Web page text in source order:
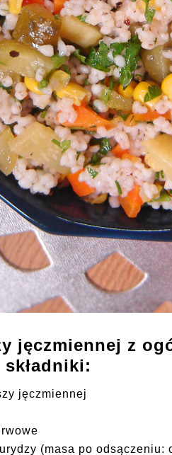
jęczmiennej z
jęczmiennej
(masa po odsączeniu: